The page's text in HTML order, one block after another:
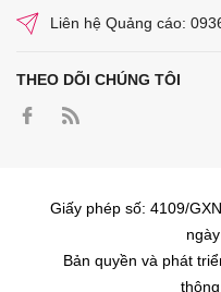
Liên hệ Quảng cáo:
THEO DÕI CHÚNG TÔI
Giấy phép số: 4109/
Bản quyền và phát